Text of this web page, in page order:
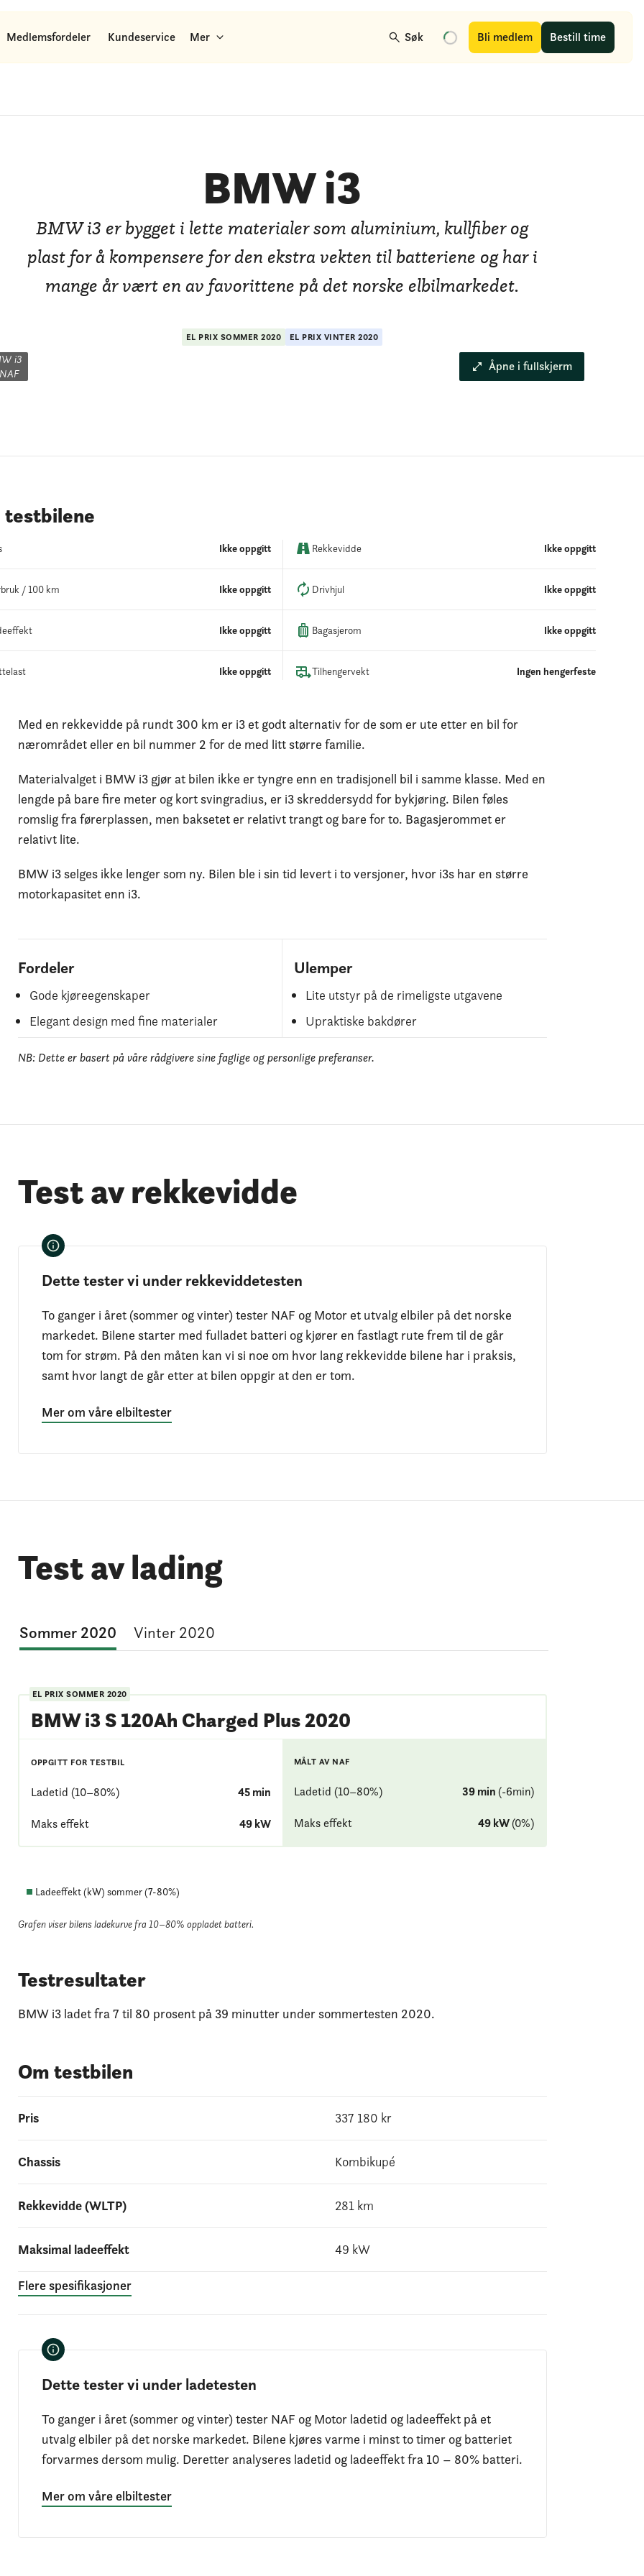
Medlemsfordeler Kundeservice Mer Søk Bli medlem Bestill time
BMW i3
BMW i3 er bygget i lette materialer som aluminium, kullfiber og
plast for å kompensere for den ekstra vekten til batteriene og har i
mange år vært en av favorittene på det norske elbilmarkedet.
EL PRIX SOMMER 2020 EL PRIX VINTER 2020
i3
Åpne i fullskjerm
testbilene
Ikke oppgitt Rekkevidde Ikke oppgitt
/ 100 km Ikke oppgitt Drivhjul Ikke oppgitt
Ikke oppgitt Bagasjerom Ikke oppgitt
Ikke oppgitt Tilhengervekt Ingen hengerfeste
Med en rekkevidde på rundt 300 km er i3 et godt alternativ for de som er ute etter en bil for
nærområdet eller en bil nummer 2 for de med litt større familie.
Materialvalget i BMW i3 gjør at bilen ikke er tyngre enn en tradisjonell bil i samme klasse. Med en
lengde på bare fire meter og kort svingradius, er i3 skreddersydd for bykjøring. Bilen føles
romslig fra førerplassen, men baksetet er relativt trangt og bare for to. Bagasjerommet er
relativt lite.
BMW i3 selges ikke lenger som ny. Bilen ble i sin tid levert i to versjoner, hvor i3s har en større
motorkapasitet enn i3.
Fordeler
Gode kjøreegenskaper
Elegant design med fine materialer
Ulemper
Lite utstyr på de rimeligste utgavene
Upraktiske bakdører
NB: Dette er basert på våre rådgivere sine faglige og personlige preferanser.
Test av rekkevidde
Dette tester vi under rekkeviddetesten
To ganger i året (sommer og vinter) tester NAF og Motor et utvalg elbiler på det norske
markedet. Bilene starter med fulladet batteri og kjører en fastlagt rute frem til de går
tom for strøm. På den måten kan vi si noe om hvor lang rekkevidde bilene har i praksis,
samt hvor langt de går etter at bilen oppgir at den er tom.
Mer om våre elbiltester
Test av lading
Sommer 2020 Vinter 2020
EL PRIXSOMMER 2020
BMW i3 S 120Ah Charged Plus 2020
OPPGITT FOR TESTBIL
Ladetid (10–80%) 45 min
Maks effekt 49 kW
MÅLT AV NAF
Ladetid (10–80%) 39 min(-6min)
Maks effekt 49 kW(0%)
Ladeeffekt (kW) sommer (7-80%)
Grafen viser bilens ladekurve fra 10–80% oppladet batteri.
Testresultater
BMW i3 ladet fra 7 til 80 prosent på 39 minutter under sommertesten 2020.
Om testbilen
Pris 337 180 kr
Chassis Kombikupé
Rekkevidde (WLTP) 281 km
Maksimal ladeeffekt 49 kW
Flere spesifikasjoner
Dette tester vi under ladetesten
To ganger i året (sommer og vinter) tester NAF og Motor ladetid og ladeeffekt på et
utvalg elbiler på det norske markedet. Bilene kjøres varme i minst to timer og batteriet
forvarmes dersom mulig. Deretter analyseres ladetid og ladeeffekt fra 10 – 80% batteri.
Mer om våre elbiltester